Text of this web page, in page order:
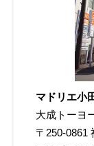
マドリエ小
大成トーヨ
〒 250-0861